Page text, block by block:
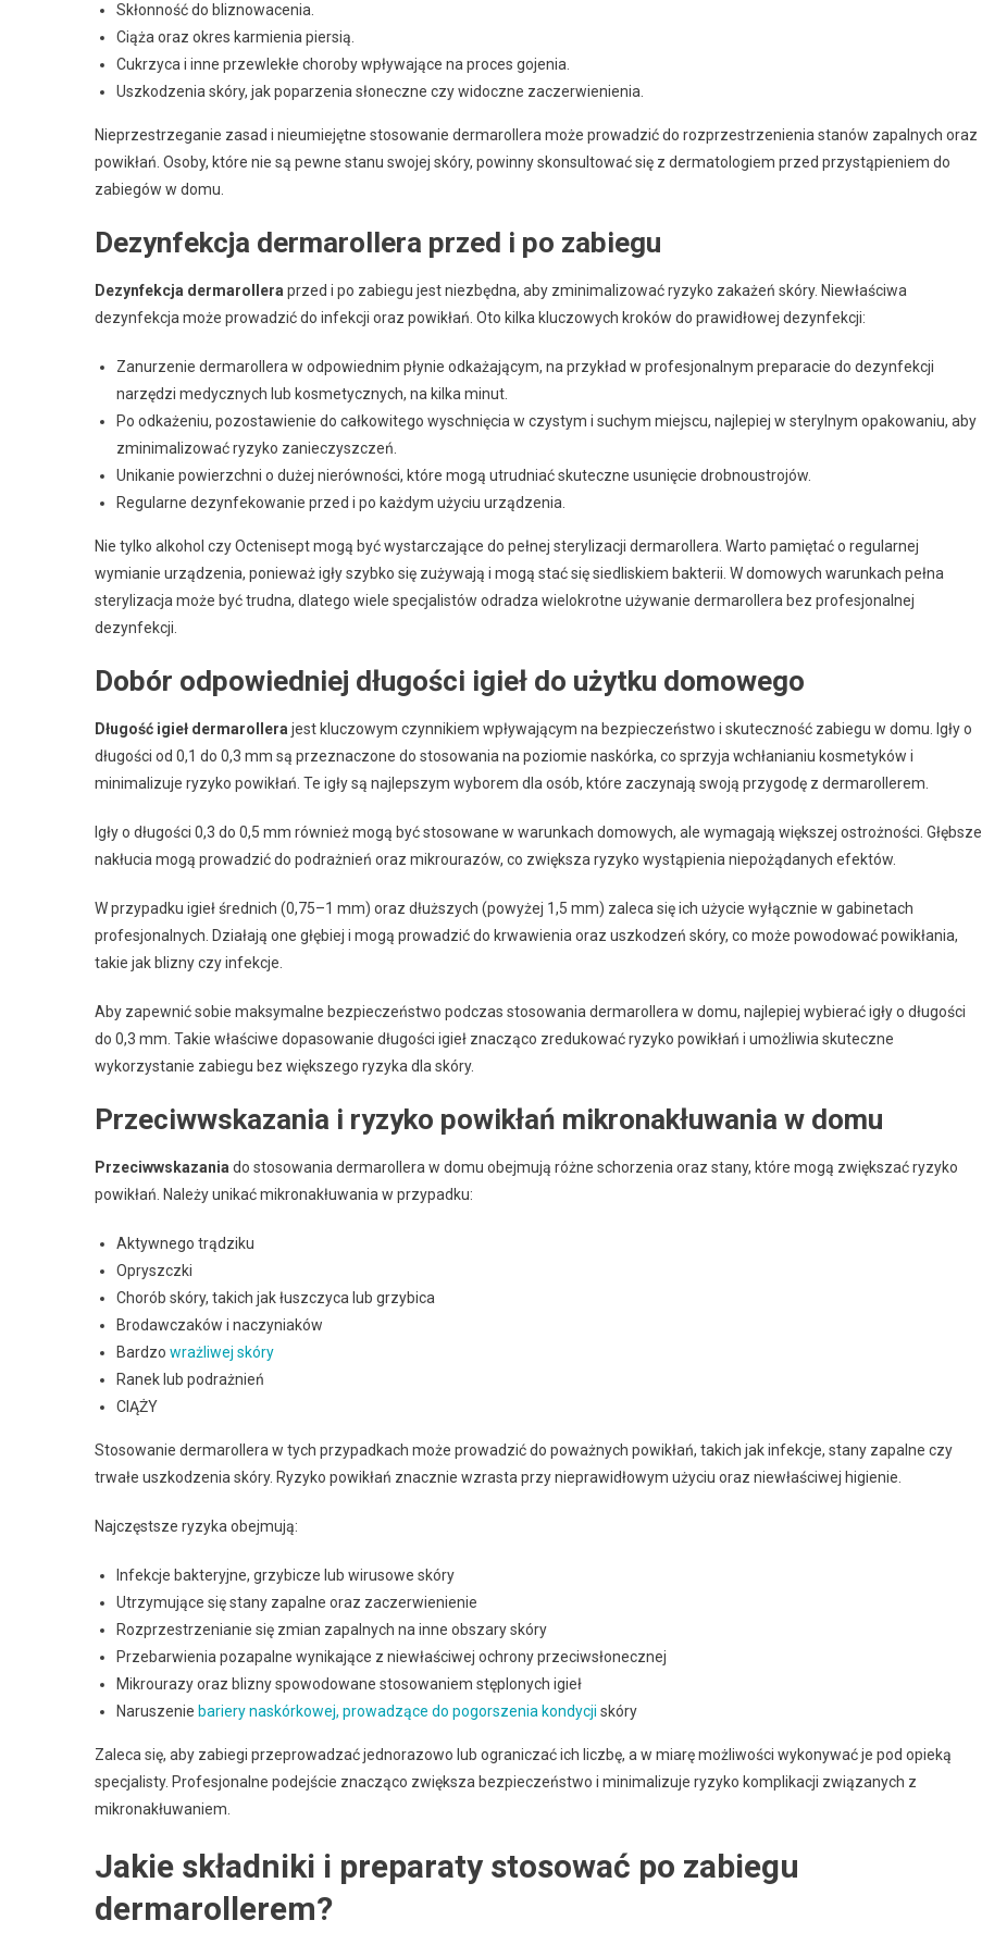
Skłonność do bliznowacenia.
Ciąża oraz okres karmienia piersią.
Cukrzyca i inne przewlekłe choroby wpływające na proces gojenia.
Uszkodzenia skóry, jak poparzenia słoneczne czy widoczne zaczerwienienia.
Nieprzestrzeganie zasad i nieumiejętne stosowanie dermarollera może prowadzić do rozprzestrzenienia stanów zapalnych oraz
powikłań. Osoby, które nie są pewne stanu swojej skóry, powinny skonsultować się z dermatologiem przed przystąpieniem do
zabiegów w domu.
Dezynfekcja dermarollera przed i po zabiegu
Dezynfekcja dermarollera przed i po zabiegu jest niezbędna, aby zminimalizować ryzyko zakażeń skóry. Niewłaściwa
dezynfekcja może prowadzić do infekcji oraz powikłań. Oto kilka kluczowych kroków do prawidłowej dezynfekcji:
Zanurzenie dermarollera w odpowiednim płynie odkażającym, na przykład w profesjonalnym preparacie do dezynfekcji
narzędzi medycznych lub kosmetycznych, na kilka minut.
Po odkażeniu, pozostawienie do całkowitego wyschnięcia w czystym i suchym miejscu, najlepiej w sterylnym opakowaniu, aby
zminimalizować ryzyko zanieczyszczeń.
Unikanie powierzchni o dużej nierówności, które mogą utrudniać skuteczne usunięcie drobnoustrojów.
Regularne dezynfekowanie przed i po każdym użyciu urządzenia.
Nie tylko alkohol czy Octenisept mogą być wystarczające do pełnej sterylizacji dermarollera. Warto pamiętać o regularnej
wymianie urządzenia, ponieważ igły szybko się zużywają i mogą stać się siedliskiem bakterii. W domowych warunkach pełna
sterylizacja może być trudna, dlatego wiele specjalistów odradza wielokrotne używanie dermarollera bez profesjonalnej
dezynfekcji.
Dobór odpowiedniej długości igieł do użytku domowego
Długość igieł dermarollera jest kluczowym czynnikiem wpływającym na bezpieczeństwo i skuteczność zabiegu w domu. Igły o
długości od 0,1 do 0,3 mm są przeznaczone do stosowania na poziomie naskórka, co sprzyja wchłanianiu kosmetyków i
minimalizuje ryzyko powikłań. Te igły są najlepszym wyborem dla osób, które zaczynają swoją przygodę z dermarollerem.
Igły o długości 0,3 do 0,5 mm również mogą być stosowane w warunkach domowych, ale wymagają większej ostrożności. Głębsze
nakłucia mogą prowadzić do podrażnień oraz mikrourazów, co zwiększa ryzyko wystąpienia niepożądanych efektów.
W przypadku igieł średnich (0,75–1 mm) oraz dłuższych (powyżej 1,5 mm) zaleca się ich użycie wyłącznie w gabinetach
profesjonalnych. Działają one głębiej i mogą prowadzić do krwawienia oraz uszkodzeń skóry, co może powodować powikłania,
takie jak blizny czy infekcje.
Aby zapewnić sobie maksymalne bezpieczeństwo podczas stosowania dermarollera w domu, najlepiej wybierać igły o długości
do 0,3 mm. Takie właściwe dopasowanie długości igieł znacząco zredukować ryzyko powikłań i umożliwia skuteczne
wykorzystanie zabiegu bez większego ryzyka dla skóry.
Przeciwwskazania i ryzyko powikłań mikronakłuwania w domu
Przeciwwskazania do stosowania dermarollera w domu obejmują różne schorzenia oraz stany, które mogą zwiększać ryzyko
powikłań. Należy unikać mikronakłuwania w przypadku:
Aktywnego trądziku
Opryszczki
Chorób skóry, takich jak łuszczyca lub grzybica
Brodawczaków i naczyniaków
Bardzo wrażliwej skóry
Ranek lub podrażnień
CIĄŻY
Stosowanie dermarollera w tych przypadkach może prowadzić do poważnych powikłań, takich jak infekcje, stany zapalne czy
trwałe uszkodzenia skóry. Ryzyko powikłań znacznie wzrasta przy nieprawidłowym użyciu oraz niewłaściwej higienie.
Najczęstsze ryzyka obejmują:
Infekcje bakteryjne, grzybicze lub wirusowe skóry
Utrzymujące się stany zapalne oraz zaczerwienienie
Rozprzestrzenianie się zmian zapalnych na inne obszary skóry
Przebarwienia pozapalne wynikające z niewłaściwej ochrony przeciwsłonecznej
Mikrourazy oraz blizny spowodowane stosowaniem stęplonych igieł
Naruszenie bariery naskórkowej, prowadzące do pogorszenia kondycji skóry
Zaleca się, aby zabiegi przeprowadzać jednorazowo lub ograniczać ich liczbę, a w miarę możliwości wykonywać je pod opieką
specjalisty. Profesjonalne podejście znacząco zwiększa bezpieczeństwo i minimalizuje ryzyko komplikacji związanych z
mikronakłuwaniem.
Jakie składniki i preparaty stosować po zabiegu
dermarollerem?